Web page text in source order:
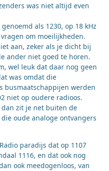
was niet altijd even
als 1230, op 18 kHz
om moeilijkheden.
aan, zeker als je dicht bij
ander niet goed te horen.
wel leuk dat daar nog geen
was omdat die
busmaatschappijen werden
niet op oudere radioos.
dan zit je net buiten de
oude analoge ontvangers
paradijs dat op 1107
1116, en dat ook nog
ook meedogenloos, van